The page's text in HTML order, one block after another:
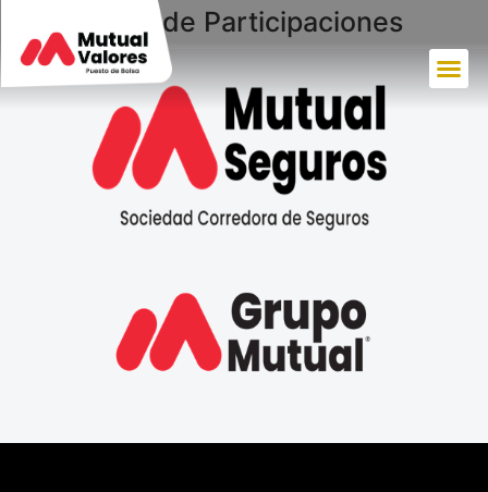
Colocación de Participaciones